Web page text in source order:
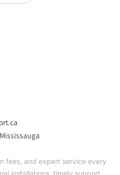
fees, and expert service every
installations, timely support,